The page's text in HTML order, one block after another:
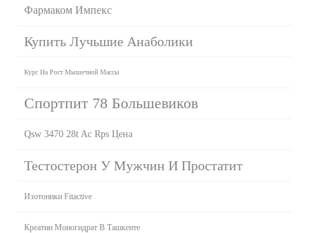
Фармаком Импекс
Купить Лучьшие Анаболики
Курс На Рост Мышечной Массы
Спортпит 78 Большевиков
Qsw 3470 28t Ac Rps Цена
Тестостерон У Мужчин И Простатит
Изотоники Fitactive
Креатин Моногидрат В Ташкенте